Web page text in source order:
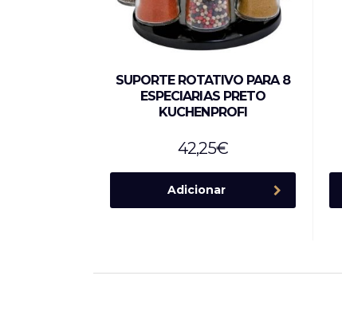
SUPORTE ROTATIVO PARA 8
ESPECIARIAS PRETO
KUCHENPROFI
42,25€
Adicionar